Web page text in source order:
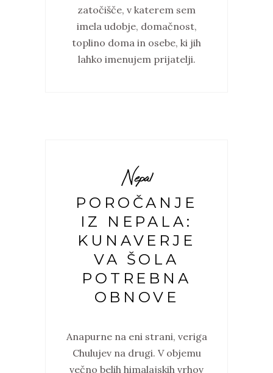
zatočišče, v katerem sem
imela udobje, domačnost,
toplino doma in osebe, ki jih
lahko imenujem prijatelji.
Nepal
POROČANJE
IZ NEPALA:
KUNAVERJE
VA ŠOLA
POTREBNA
OBNOVE
Anapurne na eni strani, veriga
Chulujev na drugi. V objemu
večno belih himalajskih vrhov